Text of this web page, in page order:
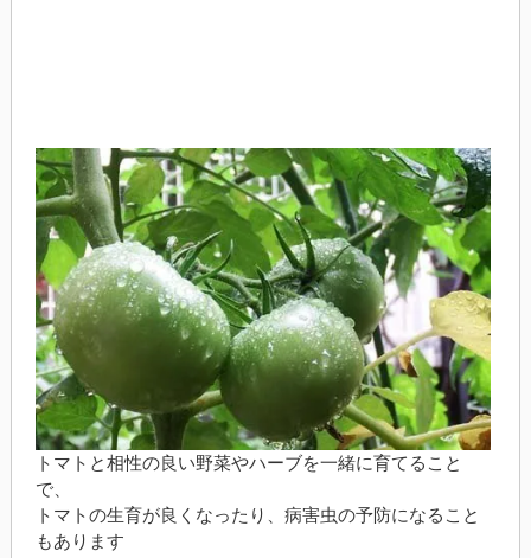
トマトと相性の良い野菜やハーブを一緒に育てること
で、
トマトの生育が良くなったり、病害虫の予防になること
もあります